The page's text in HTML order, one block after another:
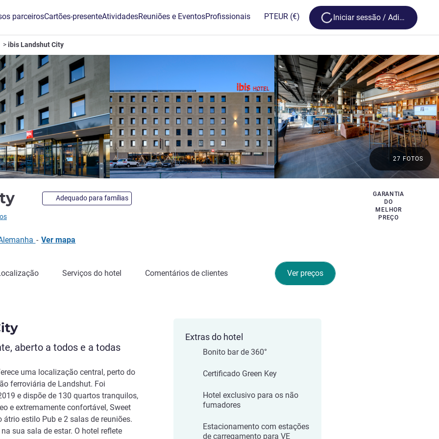
parceirosCartões-presenteAtividadesReuniões e EventosProfissionais PTEUR (€) Loading...
Iniciar sessão / Adira
ibis Landshut City
3 estrelas
Adequado para famílias
GARANTIA
DO
MELHOR
PREÇO
27 FOTOS
- Ver mapa
Ver preços
Serviços do hotel Comentários de clientes
aberto a todos e a todas
uma localização central, perto do
ferroviária de Landshut. Foi
e dispõe de 130 quartos tranquilos,
e extremamente confortável, Sweet
átrio estilo Pub e 2 salas de reuniões.
sua sala de estar. O hotel reflete
Extras do hotel
Bonito bar de 360°
Certificado Green Key
Hotel exclusivo para os não
fumadores
Estacionamento com estações
de carregamento para VE